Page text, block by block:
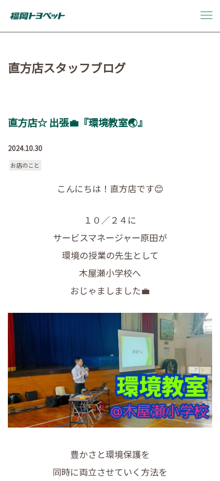
直方店スタッフブログ
直方店☆ 出張💼『環境教室🌏』
2024.10.30
お店のこと
こんにちは！直方店です😊
１０／２４に
サービスマネージャー原田が
環境の授業の先生として
木屋瀬小学校へ
おじゃましました💼
豊かさと環境保護を
同時に両立させていく方法を